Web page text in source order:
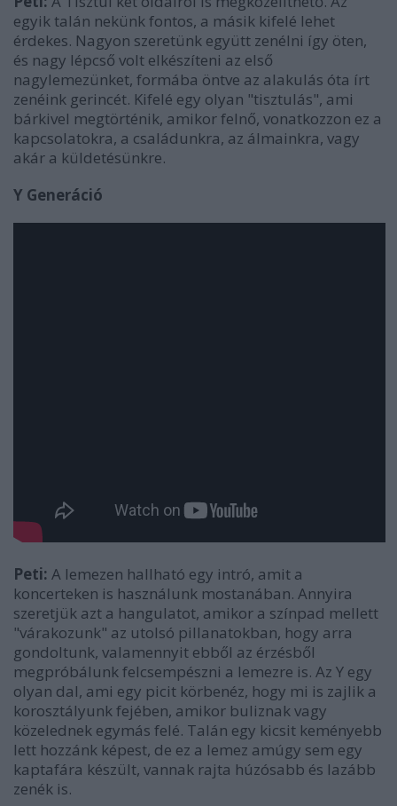
egyik talán nekünk fontos, a másik kifelé lehet
érdekes. Nagyon szeretünk együtt zenélni így öten,
és nagy lépcső volt elkészíteni az első
nagylemezünket, formába öntve az alakulás óta írt
zenéink gerincét. Kifelé egy olyan "tisztulás", ami
bárkivel megtörténik, amikor felnő, vonatkozzon ez a
kapcsolatokra, a családunkra, az álmainkra, vagy
akár a küldetésünkre.
Y Generáció
Peti: A lemezen hallható egy intró, amit a
koncerteken is használunk mostanában. Annyira
szeretjük azt a hangulatot, amikor a színpad mellett
"várakozunk" az utolsó pillanatokban, hogy arra
gondoltunk, valamennyit ebből az érzésből
megpróbálunk felcsempészni a lemezre is. Az Y egy
olyan dal, ami egy picit körbenéz, hogy mi is zajlik a
korosztályunk fejében, amikor buliznak vagy
közelednek egymás felé. Talán egy kicsit keményebb
lett hozzánk képest, de ez a lemez amúgy sem egy
kaptafára készült, vannak rajta húzósabb és lazább
zenék is.